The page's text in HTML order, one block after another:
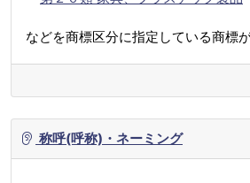
などを商標区分に指定している商標が
称呼(呼称)・ネーミング